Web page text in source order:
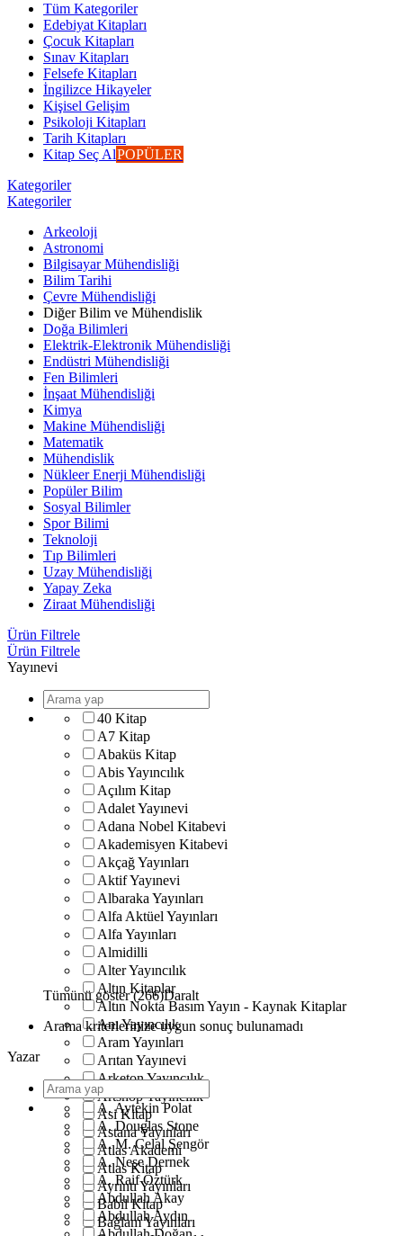
Tüm Kategoriler
Edebiyat Kitapları
Çocuk Kitapları
Sınav Kitapları
Felsefe Kitapları
İngilizce Hikayeler
Kişisel Gelişim
Psikoloji Kitapları
Tarih Kitapları
Kitap Seç AlPOPÜLER
Kategoriler
Kategoriler
Arkeoloji
Astronomi
Bilgisayar Mühendisliği
Bilim Tarihi
Çevre Mühendisliği
Diğer Bilim ve Mühendislik
Doğa Bilimleri
Elektrik-Elektronik Mühendisliği
Endüstri Mühendisliği
Fen Bilimleri
İnşaat Mühendisliği
Kimya
Makine Mühendisliği
Matematik
Mühendislik
Nükleer Enerji Mühendisliği
Popüler Bilim
Sosyal Bilimler
Spor Bilimi
Teknoloji
Tıp Bilimleri
Uzay Mühendisliği
Yapay Zeka
Ziraat Mühendisliği
Ürün Filtrele
Ürün Filtrele
Yayınevi
40 Kitap
A7 Kitap
Abaküs Kitap
Abis Yayıncılık
Açılım Kitap
Adalet Yayınevi
Adana Nobel Kitabevi
Akademisyen Kitabevi
Akçağ Yayınları
Aktif Yayınevi
Albaraka Yayınları
Alfa Aktüel Yayınları
Alfa Yayınları
Almidilli
Alter Yayıncılık
Altın Kitaplar
Altın Nokta Basım Yayın - Kaynak Kitaplar
Anı Yayıncılık
Aram Yayınları
Arıtan Yayınevi
Arketon Yayıncılık
Artshop Yayıncılık
Asi Kitap
Astana Yayınları
Atlas Akademi
Atlas Kitap
Ayrıntı Yayınları
Babil Kitap
Bağlam Yayınları
Tümünü göster (266)Daralt
Arama kriterlerinize uygun sonuç bulunamadı
Yazar
A. Aytekin Polat
A. Douglas Stone
A. M. Celal Şengör
A. Neşe Dernek
A. Raif Öztürk
Abdullah Akay
Abdullah Aydın